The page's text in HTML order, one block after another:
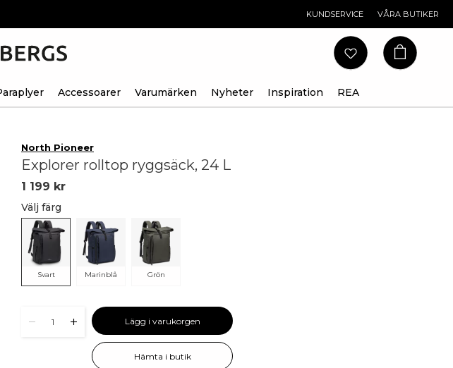
KUNDSERVICE VÅRA BUTIKER
Accessoarer Varumärken Nyheter Inspiration REA
North Pioneer
Explorer rolltop ryggsäck, 24 L
1 199 kr
Välj färg
Svart Marinblå Grön
1 Lägg i varukorgen
Hämta i butik